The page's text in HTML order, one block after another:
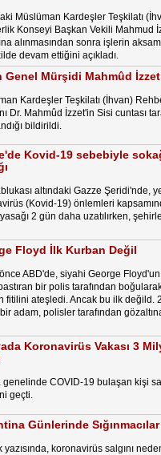
Müslüman Kardeşler Teşkilatı
Konseyi Başkan Vekili Mahmud
alınmasından sonra işlerin
devam ettiğini açıkladı.
Genel Mürşidi Mahmûd
Kardeşler Teşkilatı (İhvan)
Dr. Mahmûd İzzet'in Sisi cuntası
bildirildi.
Kovid-19 sebebiyle
altındaki Gazze Şeridi'nde,
(Kovid-19) önlemleri
2 gün daha uzatılırken,
Floyd İlk Kurban Değil
ABD'de, siyahi George
bir polis tarafından
fitilini ateşledi. Ancak bu ilk değild.
adam, polisler tarafından
Koronavirüs Vakası 3
genelinde COVID-19 bulaşan kişi
geçti.
Günlerinde Sığınmacılar
yazısında, koronavirüs salgını